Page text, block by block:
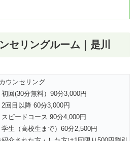
セリングルーム｜是川
ウンセリング
初回(30分無料）90分3,000円
2回目以降 60分3,000円
スピードコース 90分4,000円
学生（高校生まで）60分2,500円